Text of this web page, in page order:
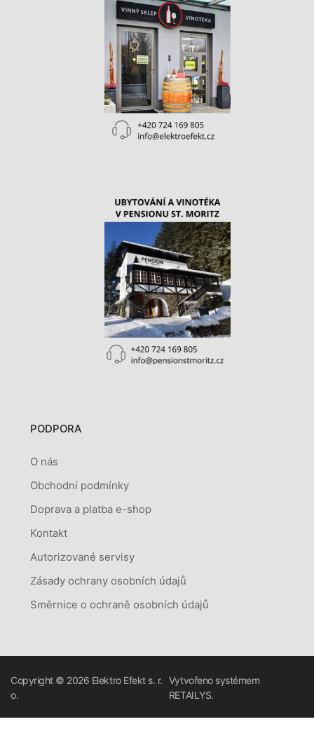
PODPORA
O nás
Obchodní podmínky
Doprava a platba e-shop
Kontakt
Autorizované servisy
Zásady ochrany osobních údajů
Směrnice o ochraně osobních údajů
Copyright © 2026 Elektro Efekt s. r.
o.
Vytvořeno systémem
RETAILYS.